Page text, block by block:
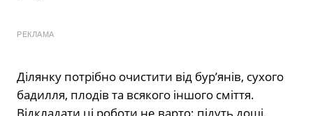
РЕКЛАМА
Ділянку потрібно очистити від бур’янів, сухого
бадилля, плодів та всякого іншого сміття.
Відкладати ці роботи не варто: підуть дощі,